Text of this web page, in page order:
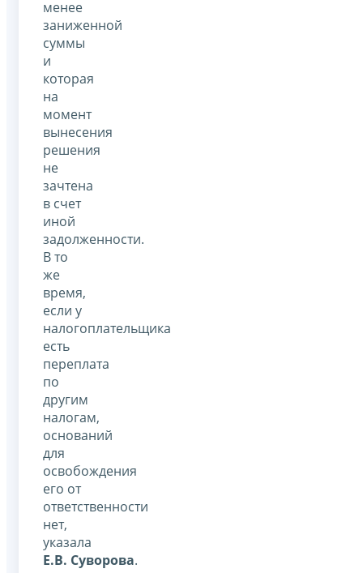
менее
заниженной
суммы
и
которая
на
момент
вынесения
решения
не
зачтена
в счет
иной
задолженности.
В то
же
время,
если у
налогоплательщика
есть
переплата
по
другим
налогам,
оснований
для
освобождения
его от
ответственности
нет,
указала
Е.В. Суворова.